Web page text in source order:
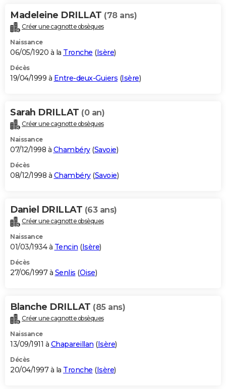
Madeleine DRILLAT (78 ans)
Créer une cagnotte obsèques
Naissance
06/05/1920 à la Tronche (Isère)
Décès
19/04/1999 à Entre-deux-Guiers (Isère)
Sarah DRILLAT (0 an)
Créer une cagnotte obsèques
Naissance
07/12/1998 à Chambéry(Savoie)
Décès
08/12/1998 à Chambéry(Savoie)
Daniel DRILLAT (63 ans)
Créer une cagnotte obsèques
Naissance
01/03/1934 à Tencin (Isère)
Décès
27/06/1997 à Senlis (Oise)
Blanche DRILLAT (85 ans)
Créer une cagnotte obsèques
Naissance
13/09/1911 à Chapareillan (Isère)
Décès
20/04/1997 à la Tronche (Isère)